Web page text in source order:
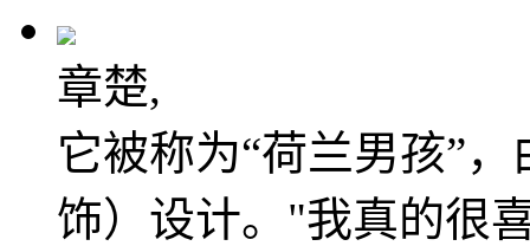
章楚,
它被称为“荷兰男孩”
饰）设计。"我真的很